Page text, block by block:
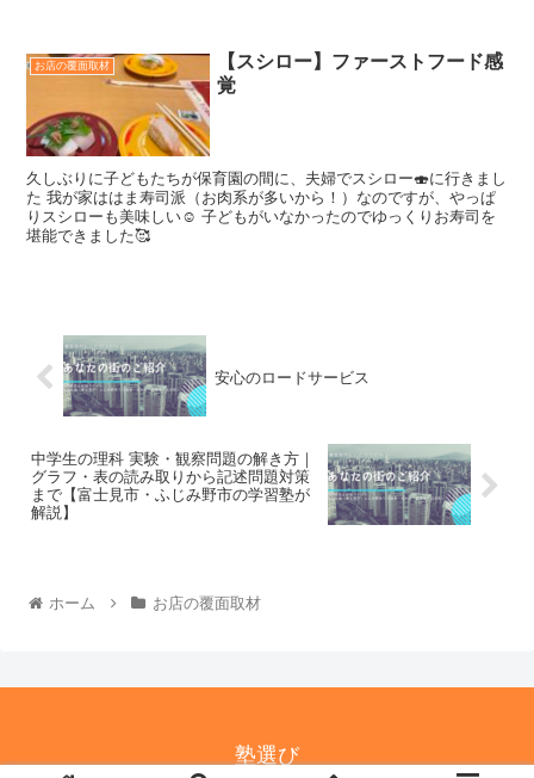
お店の覆面取材
【スシロー】ファーストフード感
覚
久しぶりに子どもたちが保育園の間に、夫婦でスシロー🍣に行きまし
た 我が家ははま寿司派（お肉系が多いから！）なのですが、やっぱ
りスシローも美味しい☺️ 子どもがいなかったのでゆっくりお寿司を
堪能できました🥰
安心のロードサービス
中学生の理科 実験・観察問題の解き方｜
グラフ・表の読み取りから記述問題対策
まで【富士見市・ふじみ野市の学習塾が
解説】
ホーム お店の覆面取材
塾選び